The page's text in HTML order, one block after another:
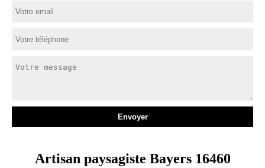
Artisan paysagiste Bayers 16460